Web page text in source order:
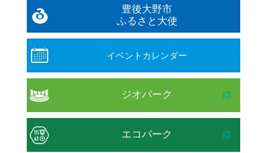
豊後大野市
ふるさと大使
イベントカレンダー
ジオパーク
エコパーク